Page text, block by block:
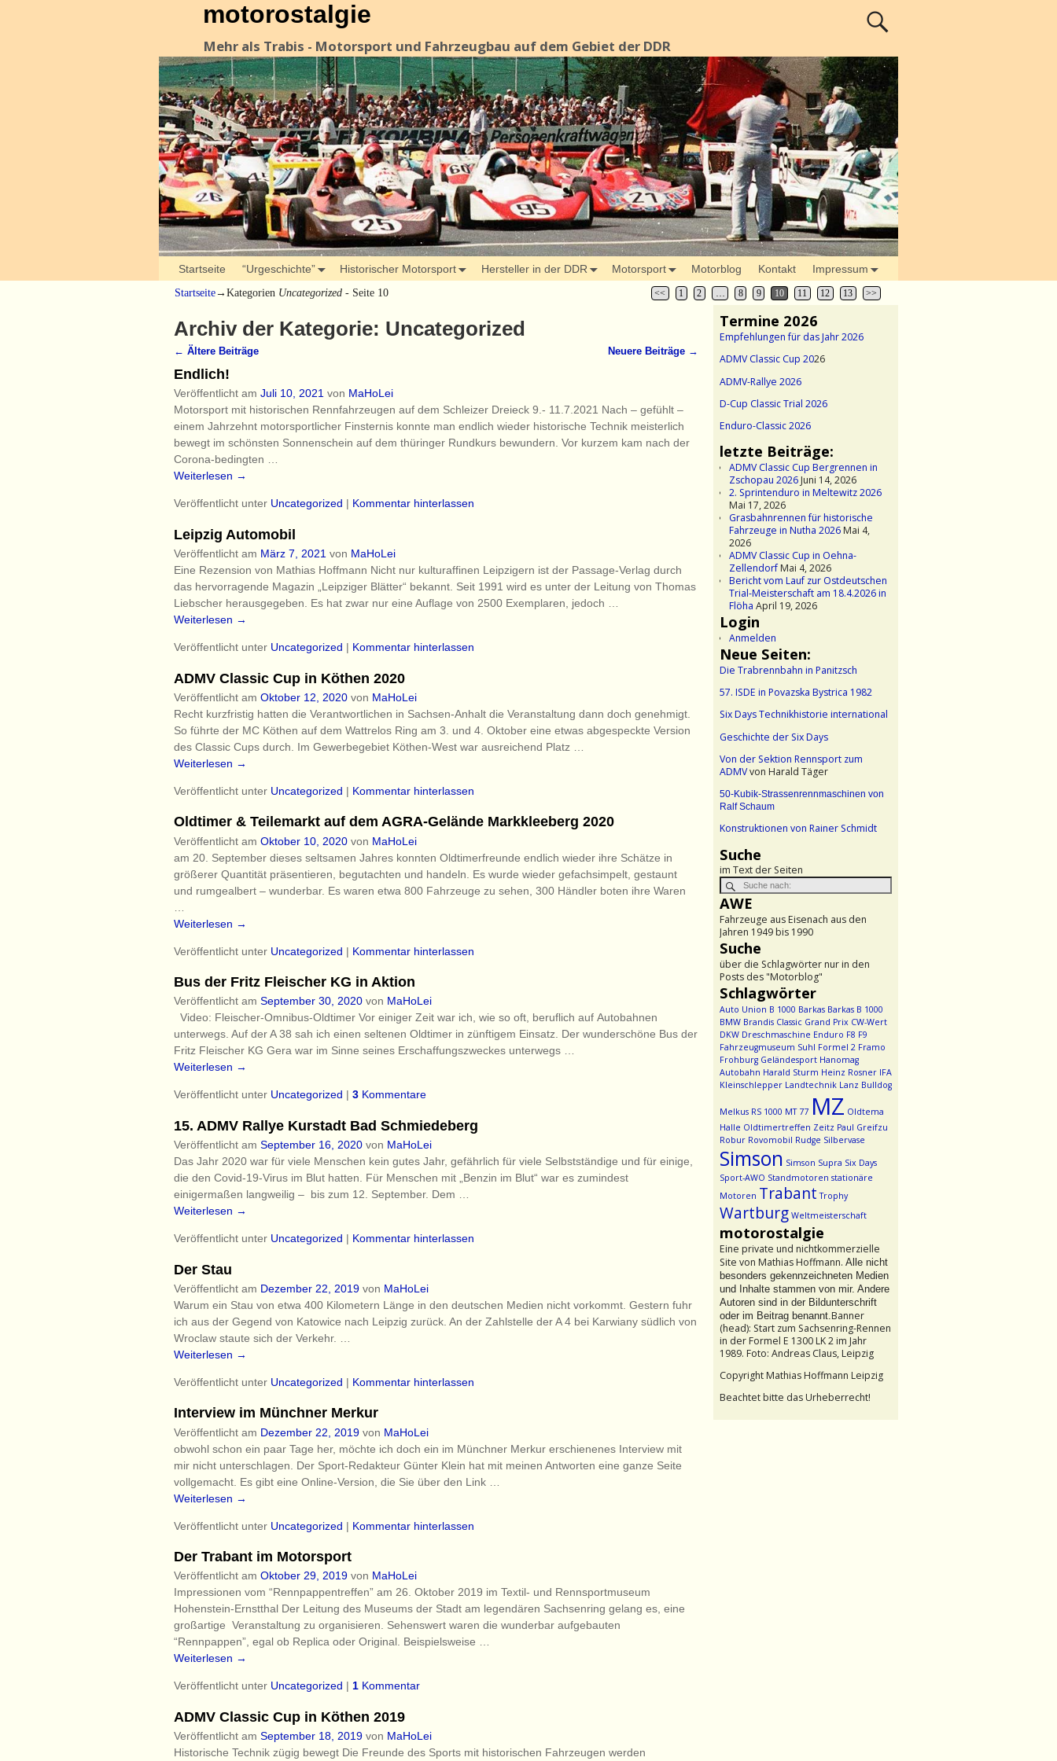
motorostalgie
Mehr als Trabis - Motorsport und Fahrzeugbau auf dem Gebiet der DDR
Startseite “Urgeschichte” Historischer Motorsport Hersteller in der DDR Motorsport Motorblog Kontakt Impressum
Startseite→Kategorien Uncategorized - Seite 10 << 1 2 … 8 9 10 11 12 13 >>
Archiv der Kategorie: Uncategorized
Artikelnavigation
← Ältere Beiträge Neuere Beiträge →
Endlich!
Veröffentlicht am Juli 10, 2021 von MaHoLei
Motorsport mit historischen Rennfahrzeugen auf dem Schleizer Dreieck 9.- 11.7.2021 Nach – gefühlt –
einem Jahrzehnt motorsportlicher Finsternis konnte man endlich wieder historische Technik meisterlich
bewegt im schönsten Sonnenschein auf dem thüringer Rundkurs bewundern. Vor kurzem kam nach der
Corona-bedingten …
Weiterlesen →
Veröffentlicht unter Uncategorized | Kommentar hinterlassen
Leipzig Automobil
Veröffentlicht am März 7, 2021 von MaHoLei
Eine Rezension von Mathias Hoffmann Nicht nur kulturaffinen Leipzigern ist der Passage-Verlag durch
das hervorragende Magazin „Leipziger Blätter“ bekannt. Seit 1991 wird es unter der Leitung von Thomas
Liebscher herausgegeben. Es hat zwar nur eine Auflage von 2500 Exemplaren, jedoch
Weiterlesen →
Veröffentlicht unter Uncategorized | Kommentar hinterlassen
ADMV Classic Cup in Köthen 2020
Veröffentlicht am Oktober 12, 2020 von MaHoLei
Recht kurzfristig hatten die Verantwortlichen in Sachsen-Anhalt die Veranstaltung dann doch genehmigt.
So führte der MC Köthen auf dem Wattrelos Ring am 3. und 4. Oktober eine etwas abgespeckte Version
des Classic Cups durch. Im Gewerbegebiet Köthen-West war ausreichend Platz
Weiterlesen →
Veröffentlicht unter Uncategorized | Kommentar hinterlassen
Oldtimer & Teilemarkt auf dem AGRA-Gelände Markkleeberg 2020
Veröffentlicht am Oktober 10, 2020 von MaHoLei
am 20. September dieses seltsamen Jahres konnten Oldtimerfreunde endlich wieder ihre Schätze in
größerer Quantität präsentieren, begutachten und handeln. Es wurde wieder gefachsimpelt, gestaunt
und rumgealbert – wunderbar. Es waren etwa 800 Fahrzeuge zu sehen, 300 Händler boten ihre Waren
Weiterlesen →
Veröffentlicht unter Uncategorized | Kommentar hinterlassen
Bus der Fritz Fleischer KG in Aktion
Veröffentlicht am September 30, 2020 von MaHoLei
Video: Fleischer-Omnibus-Oldtimer Vor einiger Zeit war ich, wie so oft, beruflich auf Autobahnen
unterwegs. Auf der A 38 sah ich einen seltenen Oldtimer in zünftigem Einsatz. Der wunderschöne Bus der
Fritz Fleischer KG Gera war im Sinne seines Erschaffungszweckes unterwegs …
Weiterlesen →
Veröffentlicht unter Uncategorized | 3Kommentare
15. ADMV Rallye Kurstadt Bad Schmiedeberg
Veröffentlicht am September 16, 2020 von MaHoLei
Das Jahr 2020 war für viele Menschen kein gutes Jahr, gefährlich für viele Selbstständige und für einige,
die den Covid-19-Virus im Blut hatten. Für Menschen mit „Benzin im Blut“ war es zumindest
einigermaßen langweilig – bis zum 12. September. Dem
Weiterlesen →
Veröffentlicht unter Uncategorized | Kommentar hinterlassen
Der Stau
Veröffentlicht am Dezember 22, 2019 von MaHoLei
Warum ein Stau von etwa 400 Kilometern Länge in den deutschen Medien nicht vorkommt. Gestern fuhr
ich aus der Gegend von Katowice nach Leipzig zurück. An der Zahlstelle der A 4 bei Karwiany südlich von
Wroclaw staute sich der Verkehr.
Weiterlesen →
Veröffentlicht unter Uncategorized | Kommentar hinterlassen
Interview im Münchner Merkur
Veröffentlicht am Dezember 22, 2019 von MaHoLei
obwohl schon ein paar Tage her, möchte ich doch ein im Münchner Merkur erschienenes Interview mit
mir nicht unterschlagen. Der Sport-Redakteur Günter Klein hat mit meinen Antworten eine ganze Seite
vollgemacht. Es gibt eine Online-Version, die Sie über den Link
Weiterlesen →
Veröffentlicht unter Uncategorized | Kommentar hinterlassen
Der Trabant im Motorsport
Veröffentlicht am Oktober 29, 2019 von MaHoLei
Impressionen vom “Rennpappentreffen” am 26. Oktober 2019 im Textil- und Rennsportmuseum
Hohenstein-Ernstthal Der Leitung des Museums der Stadt am legendären Sachsenring gelang es, eine
großartige Veranstaltung zu organisieren. Sehenswert waren die wunderbar aufgebauten
“Rennpappen”, egal ob Replica oder Original. Beispielsweise …
Weiterlesen →
Veröffentlicht unter Uncategorized | 1Kommentar
ADMV Classic Cup in Köthen 2019
Veröffentlicht am September 18, 2019 von MaHoLei
Historische Technik zügig bewegt Die Freunde des Sports mit historischen Fahrzeugen werden
Termine 2026
Empfehlungen für das Jahr 2026
ADMV Classic Cup 2026
ADMV-Rallye 2026
D-Cup Classic Trial 2026
Enduro-Classic 2026
letzte Beiträge:
ADMV Classic Cup Bergrennen in
Zschopau 2026Juni 14, 2026
2. Sprintenduro in Meltewitz 2026
Mai 17, 2026
Grasbahnrennen für historische
Fahrzeuge in Nutha 2026Mai 4,
2026
ADMV Classic Cup in Oehna-
ZellendorfMai 4, 2026
Bericht vom Lauf zur Ostdeutschen
Trial-Meisterschaft am 18.4.2026 in
Flöha April 19, 2026
Login
Anmelden
Neue Seiten:
Die Trabrennbahn in Panitzsch
57. ISDE in Povazska Bystrica 1982
Six Days Technikhistorie international
Geschichte der Six Days
Von der Sektion Rennsport zum
ADMVvon Harald Täger
50-Kubik-Strassenrennmaschinen von
Ralf Schaum
Konstruktionen von Rainer Schmidt
Suche
im Text der Seiten
AWE
Fahrzeuge aus Eisenach aus den
Jahren 1949 bis 1990
Suche
über die Schlagwörter nur in den
Posts des "Motorblog"
Schlagwörter
Auto Union B 1000 Barkas Barkas B 1000
BMW Brandis Classic Grand Prix CW-Wert
DKW Dreschmaschine Enduro F8 F9
Fahrzeugmuseum Suhl Formel 2 Framo
Frohburg Geländesport Hanomag
Autobahn Harald Sturm Heinz Rosner IFA
Kleinschlepper Landtechnik Lanz Bulldog
Melkus RS 1000 MT 77 MZ Oldtema
Halle Oldtimertreffen Zeitz Paul Greifzu
Robur Rovomobil Rudge Silbervase
Simson Simson Supra Six Days
Sport-AWO Standmotoren stationäre
Motoren Trabant Trophy
Wartburg Weltmeisterschaft
motorostalgie
Eine private und nichtkommerzielle
Site von Mathias Hoffmann. Alle nicht
besonders gekennzeichneten Medien
und Inhalte stammen von mir. Andere
Autoren sind in der Bildunterschrift
oder im Beitrag benannt. Banner
(head): Start zum Sachsenring-Rennen
in der Formel E 1300 LK 2 im Jahr
1989. Foto: Andreas Claus, Leipzig
Copyright Mathias Hoffmann Leipzig
Beachtet bitte das Urheberrecht!